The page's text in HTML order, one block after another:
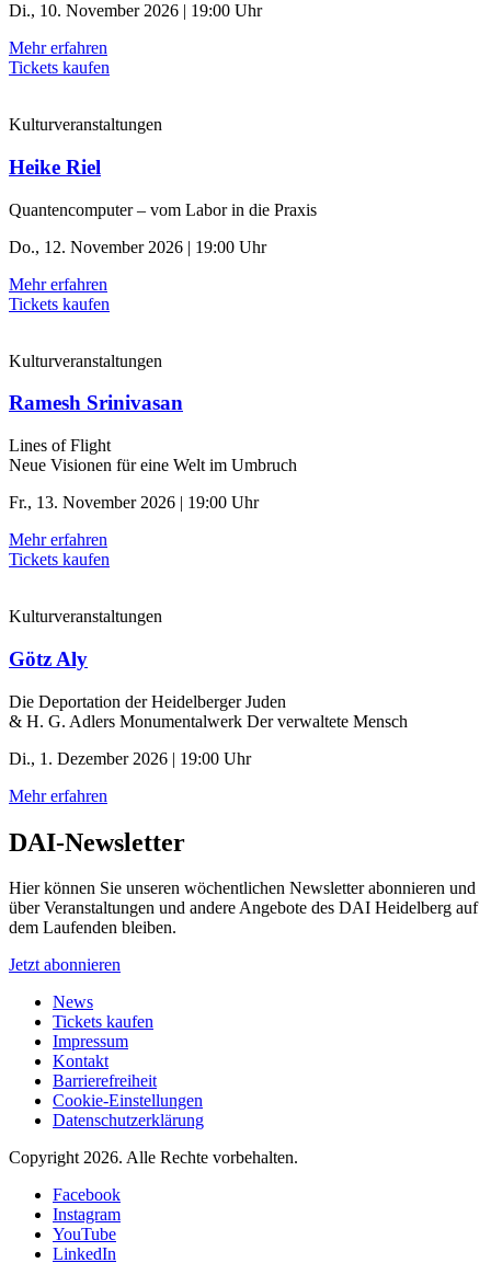
Di., 10. November 2026 | 19:00 Uhr
Mehr erfahren
Tickets kaufen
Kulturveranstaltungen
Heike Riel
Quantencomputer – vom Labor in die Praxis
Do., 12. November 2026 | 19:00 Uhr
Mehr erfahren
Tickets kaufen
Kulturveranstaltungen
Ramesh Srinivasan
Lines of Flight
Neue Visionen für eine Welt im Umbruch
Fr., 13. November 2026 | 19:00 Uhr
Mehr erfahren
Tickets kaufen
Kulturveranstaltungen
Götz Aly
Die Deportation der ­Heidelberger Juden
& H. G. Adlers Monumentalwerk Der verwaltete Mensch
Di., 1. Dezember 2026 | 19:00 Uhr
Mehr erfahren
DAI-Newsletter
Hier können Sie unseren wöchentlichen Newsletter abonnieren und
über Veranstaltungen und andere Angebote des DAI Heidelberg auf
dem Laufenden bleiben.
Jetzt abonnieren
News
Tickets kaufen
Impressum
Kontakt
Barrierefreiheit
Cookie-Einstellungen
Datenschutzerklärung
Copyright 2026. Alle Rechte vorbehalten.
Facebook
Instagram
YouTube
LinkedIn